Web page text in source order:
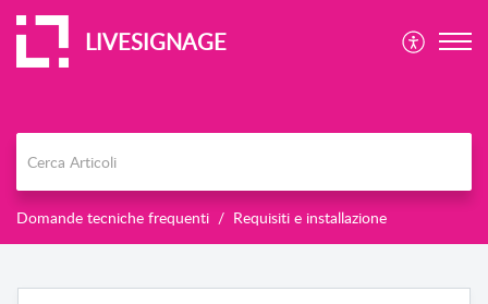
LIVESIGNAGE
Domande tecniche frequenti Requisiti e installazione